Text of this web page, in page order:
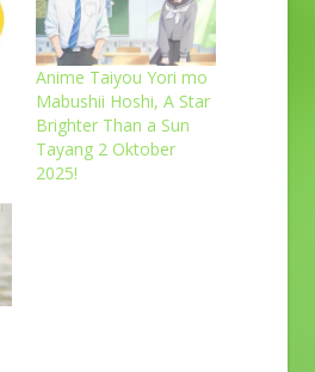
Anime Taiyou Yori mo
Mabushii Hoshi, A Star
Brighter Than a Sun
Tayang 2 Oktober
2025!